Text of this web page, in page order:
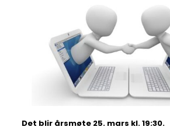
Det blir årsmøte 25. mars kl. 19:30.